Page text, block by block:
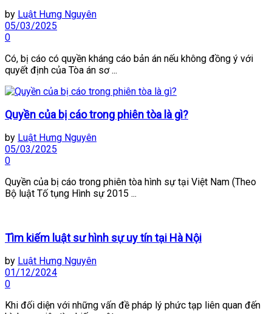
by Luật Hưng Nguyên
05/03/2025
0
Có, bị cáo có quyền kháng cáo bản án nếu không đồng ý với
quyết định của Tòa án sơ ...
Quyền của bị cáo trong phiên tòa là gì?
by Luật Hưng Nguyên
05/03/2025
0
Quyền của bị cáo trong phiên tòa hình sự tại Việt Nam (Theo
Bộ luật Tố tụng Hình sự 2015 ...
Tìm kiếm luật sư hình sự uy tín tại Hà Nội
by Luật Hưng Nguyên
01/12/2024
0
Khi đối diện với những vấn đề pháp lý phức tạp liên quan đến